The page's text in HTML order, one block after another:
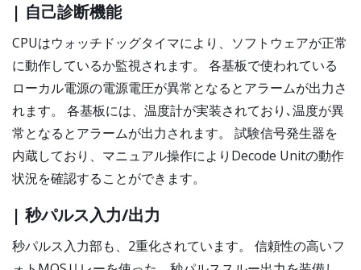
| 自己診断機能
CPUはウォッチドッグタイマにより、ソフトウェアが正常
に動作しているか監視されます。 各基板で使われている
ローカル電源の電源電圧が異常となるとアラームが出力さ
れます。 各基板には、温度計が実装されており､温度が異
常となるとアラームが出力されます。 試験信号発生器を
内蔵しており、マニュアル操作によりDecode Unitの動作
状況を確認することができます。
| 秒パルス入力/出力
秒パルス入力部も、2重化されています。 信頼性の高いフ